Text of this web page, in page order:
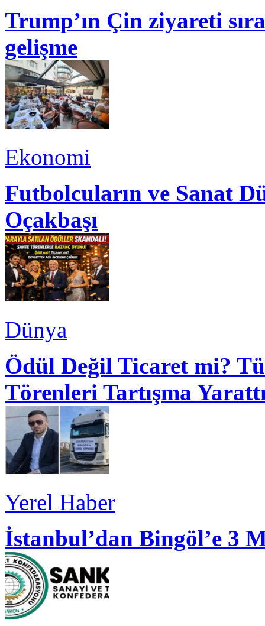
Trump’ın Çin ziyareti
gelişme
Ekonomi
Futbolcuların ve Sanat
Oçakbaşı
Dünya
Ödül Değil Ticaret mi?
Törenleri Tartışma
Yerel Haber
İstanbul’dan Bingöl’e 3